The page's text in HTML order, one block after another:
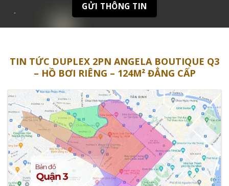
TIN TỨC DUPLEX 2PN ANGELA BOUTIQUE Q3
– HỒ BƠI RIÊNG – 124M² ĐẲNG CẤP